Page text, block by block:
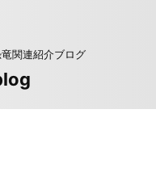
関連紹介ブログ